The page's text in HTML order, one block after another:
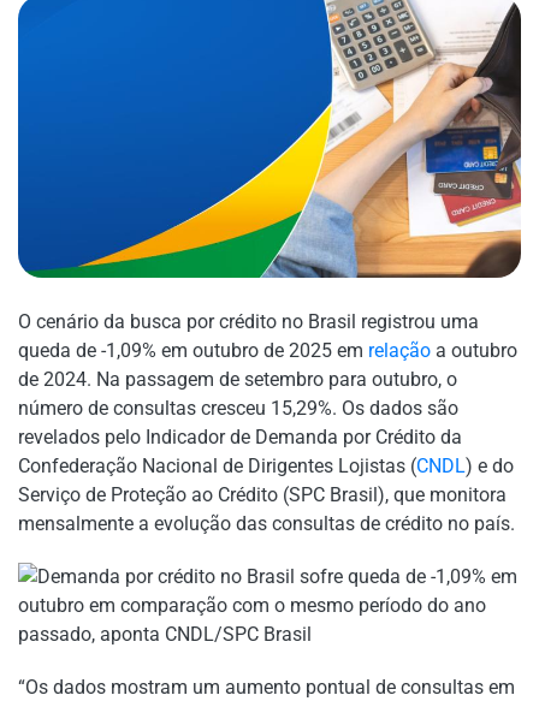
O cenário da busca por crédito no Brasil registrou uma
queda de -1,09% em outubro de 2025 em relação a outubro
de 2024. Na passagem de setembro para outubro, o
número de consultas cresceu 15,29%. Os dados são
revelados pelo Indicador de Demanda por Crédito da
Confederação Nacional de Dirigentes Lojistas (CNDL) e do
Serviço de Proteção ao Crédito (SPC Brasil), que monitora
mensalmente a evolução das consultas de crédito no país.
“Os dados mostram um aumento pontual de consultas em